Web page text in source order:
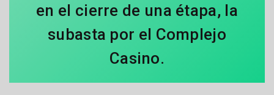
en el cierre de una étapa, la
subasta por el Complejo
Casino.